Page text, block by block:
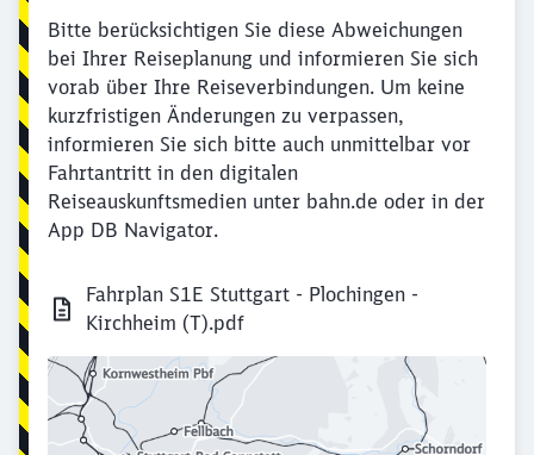
Bitte berücksichtigen Sie diese Abweichungen
bei Ihrer Reiseplanung und informieren Sie sich
vorab über Ihre Reiseverbindungen. Um keine
kurzfristigen Änderungen zu verpassen,
informieren Sie sich bitte auch unmittelbar vor
Fahrtantritt in den digitalen
Reiseauskunftsmedien unter bahn.de oder in der
App DB Navigator.
Fahrplan S1E Stuttgart - Plochingen -
Kirchheim (T).pdf